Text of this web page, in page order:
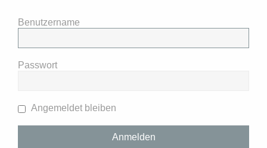
Benutzername
Passwort
Angemeldet bleiben